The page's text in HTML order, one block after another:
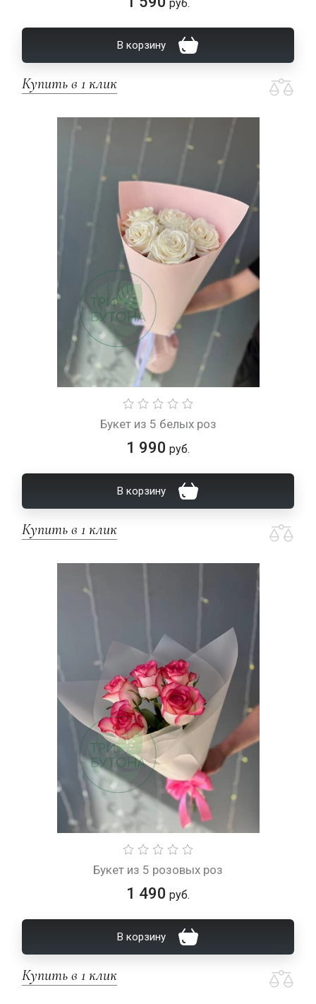
руб.
В корзину
Купить в 1 клик
Букет из 5 белых роз
1 990 руб.
В корзину
Купить в 1 клик
Букет из 5 розовых роз
1 490 руб.
В корзину
Купить в 1 клик